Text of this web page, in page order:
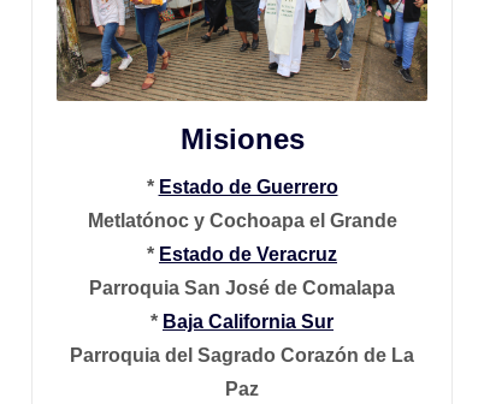
Misiones
* Estado de Guerrero
Metlatónoc y Cochoapa el Grande
* Estado de Veracruz
Parroquia San José de Comalapa
* Baja California Sur
Parroquia del Sagrado Corazón de La
Paz